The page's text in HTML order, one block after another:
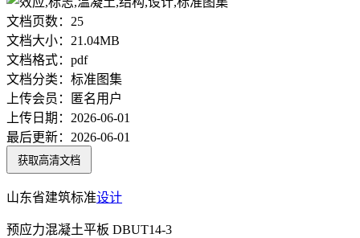
文档页数： 25
文档大小： 21.04MB
文档格式： pdf
文档分类： 标准图集
上传会员：
匿名用户
上传日期： 2026-06-01
最后更新： 2026-06-01
获取高清文档
山东省建筑标准设计
预应力混凝土平板 DBUT14-3